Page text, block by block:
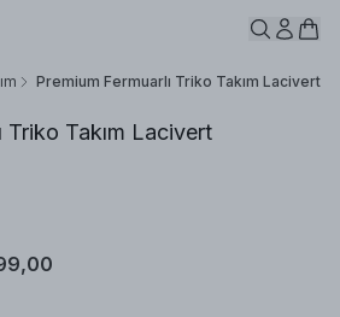
Premium Fermuarlı Triko Takım Lacivert
Triko Takım Lacivert